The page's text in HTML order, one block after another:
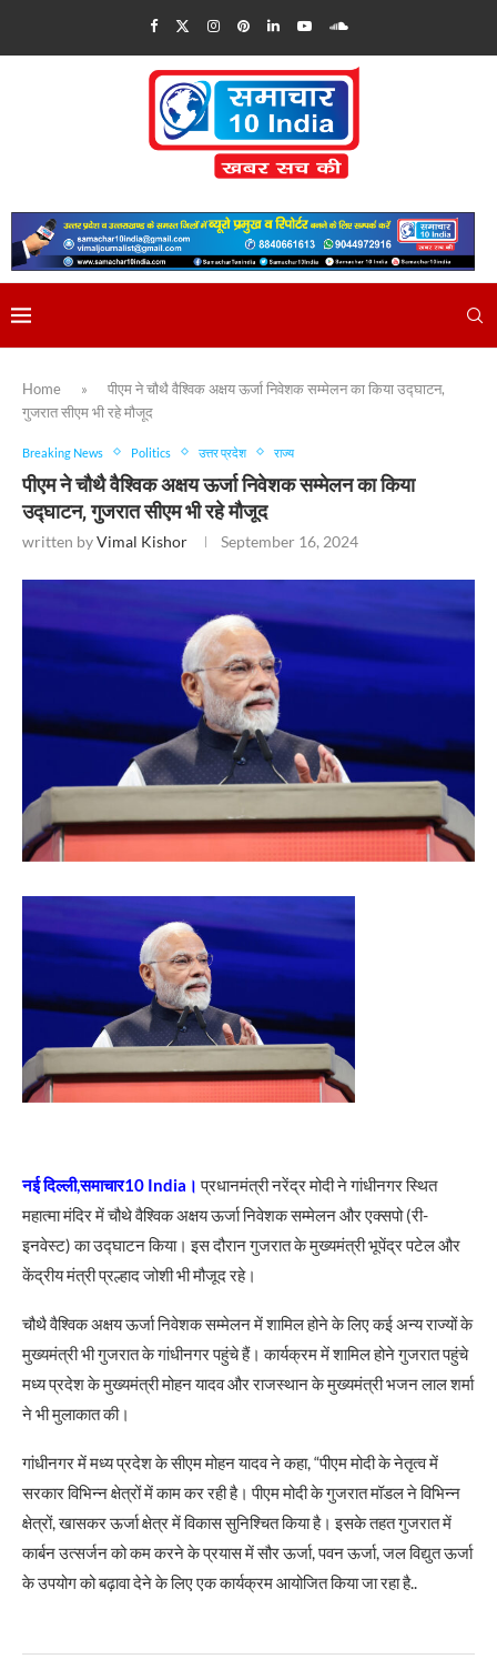
Home »
पीएम ने चौथै वैश्विक अक्षय ऊर्जा निवेशक सम्मेलन का किया उद्घाटन,
गुजरात सीएम भी रहे मौजूद
Breaking News Politics उत्तर प्रदेश राज्य
पीएम ने चौथै वैश्विक अक्षय ऊर्जा निवेशक सम्मेलन का किया
उद्घाटन, गुजरात सीएम भी रहे मौजूद
written byVimal Kishor September 16, 2024
नई दिल्ली,समाचार10 India। प्रधानमंत्री नरेंद्र मोदी ने गांधीनगर स्थित
महात्मा मंदिर में चौथे वैश्विक अक्षय ऊर्जा निवेशक सम्मेलन और एक्सपो (री-
इनवेस्ट) का उद्घाटन किया। इस दौरान गुजरात के मुख्यमंत्री भूपेंद्र पटेल और
केंद्रीय मंत्री प्रल्हाद जोशी भी मौजूद रहे।
चौथै वैश्विक अक्षय ऊर्जा निवेशक सम्मेलन में शामिल होने के लिए कई अन्य राज्यों के
मुख्यमंत्री भी गुजरात के गांधीनगर पहुंचे हैं। कार्यक्रम में शामिल होने गुजरात पहुंचे
मध्य प्रदेश के मुख्यमंत्री मोहन यादव और राजस्थान के मुख्यमंत्री भजन लाल शर्मा
ने भी मुलाकात की।
गांधीनगर में मध्य प्रदेश के सीएम मोहन यादव ने कहा, “पीएम मोदी के नेतृत्व में
सरकार विभिन्न क्षेत्रों में काम कर रही है। पीएम मोदी के गुजरात मॉडल ने विभिन्न
क्षेत्रों, खासकर ऊर्जा क्षेत्र में विकास सुनिश्चित किया है। इसके तहत गुजरात में
कार्बन उत्सर्जन को कम करने के प्रयास में सौर ऊर्जा, पवन ऊर्जा, जल विद्युत ऊर्जा
के उपयोग को बढ़ावा देने के लिए एक कार्यक्रम आयोजित किया जा रहा है..